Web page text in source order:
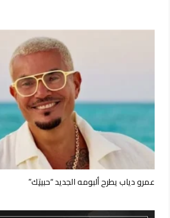
عمرو دياب يطرح ألبومه الجديد “حبيتِك”